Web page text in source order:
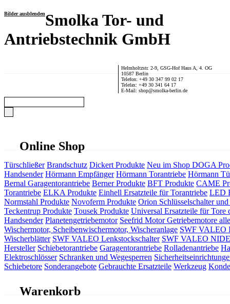
Bilder ausblendenSmolka Tor- und
Antriebstechnik GmbH
Helmholtzstr. 2-9, GSG-Hof Haus A, 4. OG
10587 Berlin
Telefon: +49 30 347 99 02 17
Telefax: +49 30 341 64 17
E-Mail: shop@smolka-berlin.de
Online Shop
Türschließer Brandschutz Dickert Produkte Neu im Shop DOGA
Handsender Hörmann Empfänger Hörmann Torantriebe Hörmann
Bernal Garagentorantriebe Berner Produkte BFT Produkte CAME
Torantriebe ELKA Produkte Einhell Ersatzteile für Torantriebe LED
Normstahl Produkte Novoferm Produkte Orion Schlüsselschalter und
Teckentrup Produkte Tousek Produkte Universal Ersatzteile für Tore
Handsender Planetengetriebemotor Seefrid Motor Getriebemotore
Wischermotor, Scheibenwischermotor, Wischeranlage SWF VALEO
Wischerblätter SWF VALEO Lenkstockschalter SWF VALEO
Hersteller Schiebetorantriebe Garagentorantriebe Rolladenantriebe
Elektroschlösser Schranken und Wegesperren
Schiebetore Sonderangebote Gebrauchte Ersatzteile Werkzeug
Warenkorb